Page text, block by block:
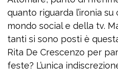
quanto riguarda l’ironia
mondo social e della tv.
tanti si sono posti è
Rita De Crescenzo per
feste? L’unica